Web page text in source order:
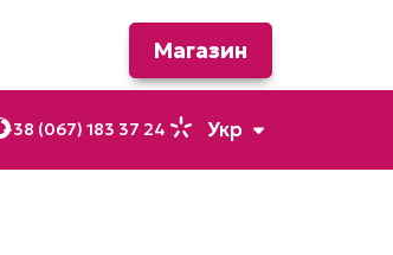
Магазин
+38 (067) 183 37 24 Укр